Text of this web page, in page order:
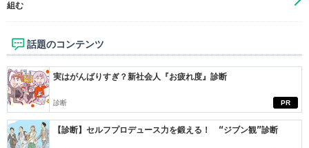
組む
話題のコンテンツ
PR
実はがんばりすぎ？新社会人『お疲れ度』診断
診断
【診断】セルフプロデュース力を鍛える！ “ジブン観”診断